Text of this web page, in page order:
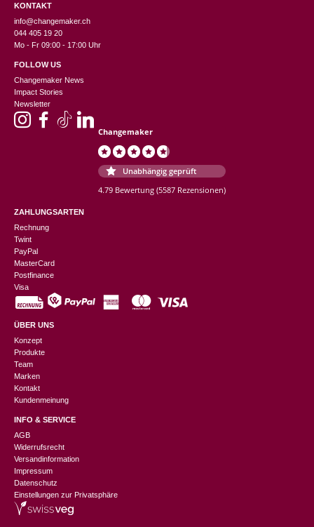
KONTAKT
info@changemaker.ch
044 405 19 20
Mo - Fr 09:00 - 17:00 Uhr
FOLLOW US
Changemaker News
Impact Stories
Newsletter
Changemaker
Unabhängig geprüft
4.79 Bewertung (5587 Rezensionen)
ZAHLUNGSARTEN
Rechnung
Twint
PayPal
MasterCard
Postfinance
Visa
ÜBER UNS
Konzept
Produkte
Team
Marken
Kontakt
Kundenmeinung
INFO & SERVICE
AGB
Widerrufsrecht
Versandinformation
Impressum
Datenschutz
Einstellungen zur Privatsphäre